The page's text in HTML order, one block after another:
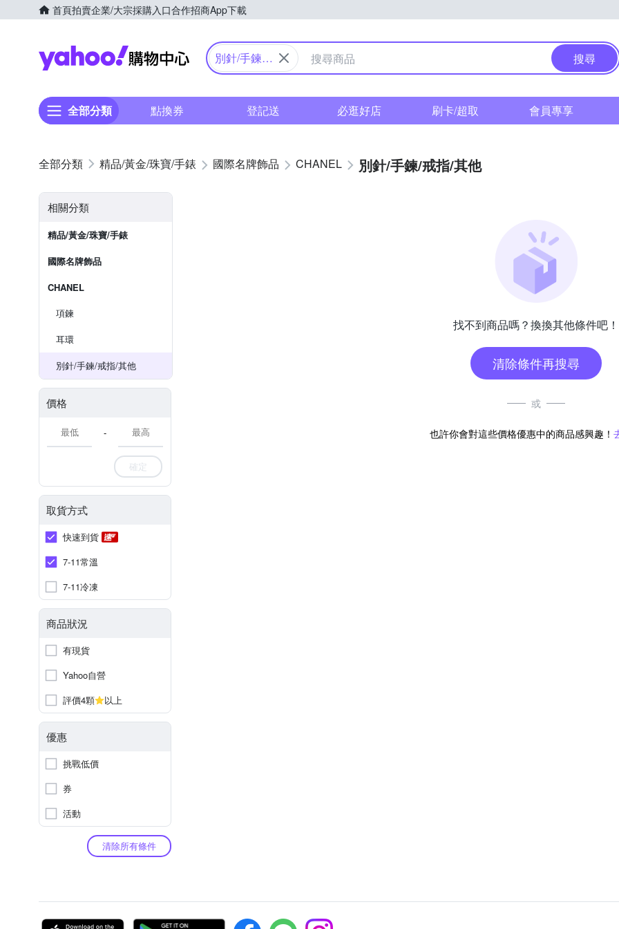
首頁拍賣企業/大宗採購入口合作招商App下載
Yahoo購物中心
別針/手鍊/
搜尋
全部分類 點換券 登記送 必逛好店 刷卡/超取 會員專享
精品/黃金/珠寶/手錶 國際名牌飾品 CHANEL 別針/手鍊/戒指/其他
相關分類
精品/黃金/珠寶/手錶
國際名牌飾品
CHANEL
項鍊
耳環
別針/手鍊/戒指/其他
價格
-
確定
取貨方式
快速到貨
7-11常溫
7-11冷凍
商品狀況
有現貨
Yahoo自營
評價4顆
以上
優惠
挑戰低價
券
活動
清除所有條件
找不到商品嗎？換換其他條件吧！
清除條件再搜尋
或
也許你會對這些價格優惠中的商品感興趣！